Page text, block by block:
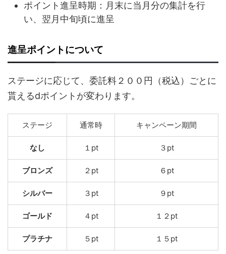
ポイント進呈時期：月末に当月分の集計を行
い、翌月中旬頃に進呈
進呈ポイントについて
ステージに応じて、委託料２００円（税込）ごとに
貰えるdポイントが変わります。
ステージ 通常時 キャンペーン期間
なし １pt ３pt
ブロンズ ２pt ６pt
シルバー ３pt ９pt
ゴールド ４pt １２pt
プラチナ ５pt １５pt